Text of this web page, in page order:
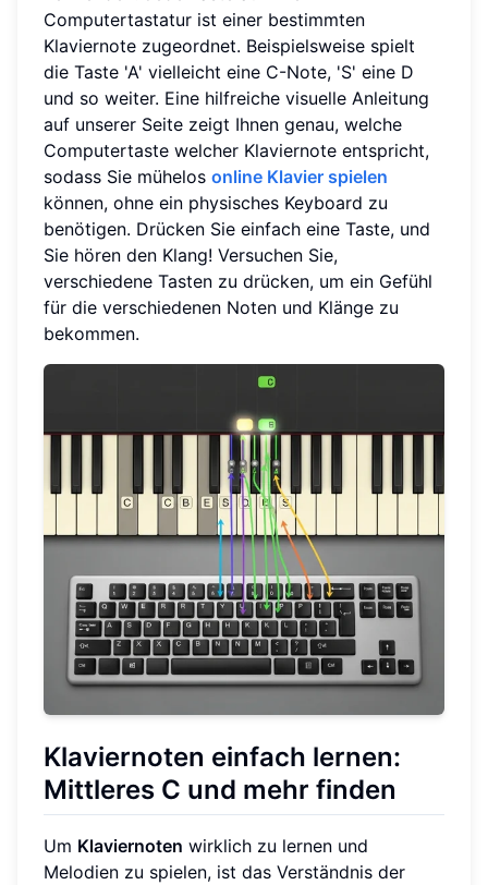
Computertastatur ist einer bestimmten
Klaviernote zugeordnet. Beispielsweise spielt
die Taste 'A' vielleicht eine C-Note, 'S' eine D
und so weiter. Eine hilfreiche visuelle Anleitung
auf unserer Seite zeigt Ihnen genau, welche
Computertaste welcher Klaviernote entspricht,
sodass Sie mühelos online Klavier spielen
können, ohne ein physisches Keyboard zu
benötigen. Drücken Sie einfach eine Taste, und
Sie hören den Klang! Versuchen Sie,
verschiedene Tasten zu drücken, um ein Gefühl
für die verschiedenen Noten und Klänge zu
bekommen.
Klaviernoten einfach lernen:
Mittleres C und mehr finden
Um Klaviernoten wirklich zu lernen und
Melodien zu spielen, ist das Verständnis der